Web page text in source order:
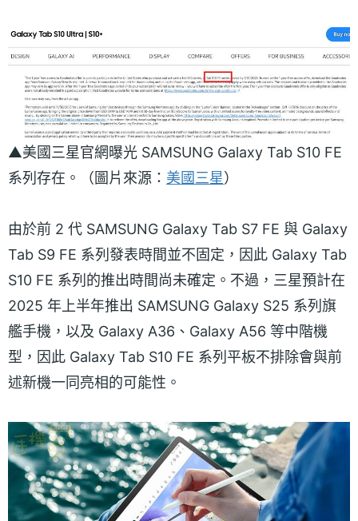
▲美國三星官網曝光 SAMSUNG Galaxy Tab S10 FE
系列存在。（圖片來源： 美國三星）
由於前 2 代 SAMSUNG Galaxy Tab S7 FE 與 Galaxy
Tab S9 FE 系列發表時間並不固定，因此 Galaxy Tab
S10 FE 系列的推出時間尚未確定。不過，三星預計在
2025 年上半年推出 SAMSUNG Galaxy S25 系列旗
艦手機，以及 Galaxy A36、Galaxy A56 等中階機
型，因此 Galaxy Tab S10 FE 系列平板不排除會與前
述新機一同亮相的可能性。